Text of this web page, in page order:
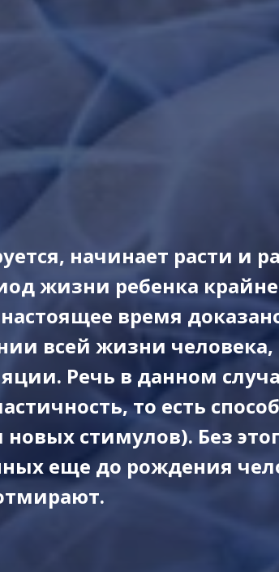
начинает расти и
жизни ребенка
время
всей жизни человека,
Речь в данном
то есть
новых стимулов). Без
еще до рождения